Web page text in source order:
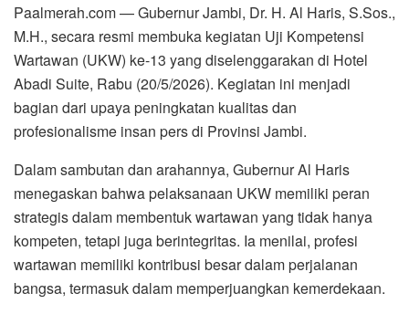
Paalmerah.com — Gubernur Jambi, Dr. H. Al Haris, S.Sos.,
M.H., secara resmi membuka kegiatan Uji Kompetensi
Wartawan (UKW) ke-13 yang diselenggarakan di Hotel
Abadi Suite, Rabu (20/5/2026). Kegiatan ini menjadi
bagian dari upaya peningkatan kualitas dan
profesionalisme insan pers di Provinsi Jambi.
Dalam sambutan dan arahannya, Gubernur Al Haris
menegaskan bahwa pelaksanaan UKW memiliki peran
strategis dalam membentuk wartawan yang tidak hanya
kompeten, tetapi juga berintegritas. Ia menilai, profesi
wartawan memiliki kontribusi besar dalam perjalanan
bangsa, termasuk dalam memperjuangkan kemerdekaan.